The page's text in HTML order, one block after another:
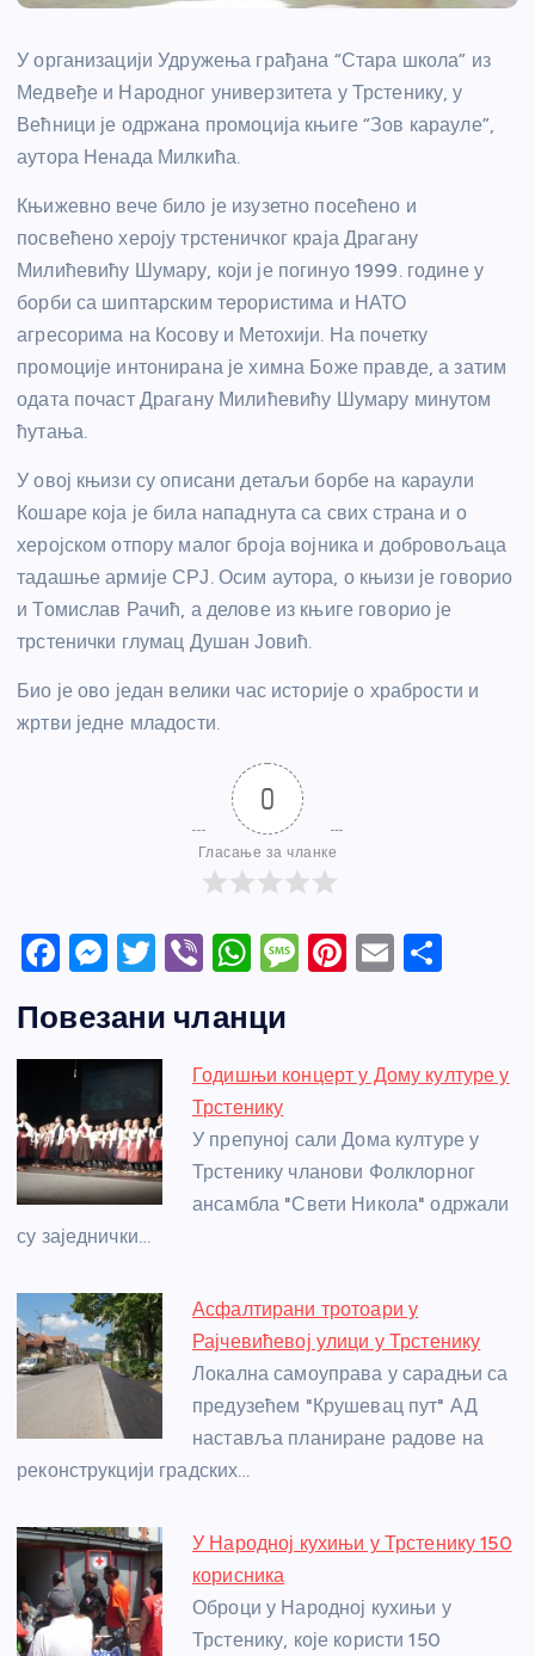
У организацији Удружења грађана “Стара школа” из
Медвеђе и Народног универзитета у Трстенику, у
Већници је одржана промоција књиге “Зов карауле”,
аутора Ненада Милкића.
Књижевно вече било је изузетно посећено и
посвећено хероју трстеничког краја Драгану
Милићевићу Шумару, који је погинуо 1999. године у
борби са шиптарским терористима и НАТО
агресорима на Косову и Метохији. На почетку
промоције интонирана је химна Боже правде, а затим
одата почаст Драгану Милићевићу Шумару минутом
ћутања.
У овој књизи су описани детаљи борбе на караули
Кошаре која је била нападнута са свих страна и о
херојском отпору малог броја војника и добровољаца
тадашње армије СРЈ. Осим аутора, о књизи је говорио
и Томислав Рачић, а делове из књиге говорио је
трстенички глумац Душан Јовић.
Био је ово један велики час историје о храбрости и
жртви једне младости.
0
Гласање за чланке
F
c
e
b
o
o
k
M
ss
e
n
g
er
T
itt
er
Vi
er
W
at
s
A
p
p
M
a
e
Pi
e
E
e
Повезани чланци
Годишњи концерт у Дому културе у
Трстенику
У препуној сали Дома културе у
Трстенику чланови Фолклорног
ансамбла "Свети Никола" одржали
су заједнички…
Асфалтирани тротоари у
Рајчевићевој улици у Трстенику
Локална самоуправа у сарадњи са
предузећем "Крушевац пут" АД
наставља планиране радове на
реконструкцији градских…
У Народној кухињи у Трстенику 150
корисника
Оброци у Народној кухињи у
Трстенику, које користи 150